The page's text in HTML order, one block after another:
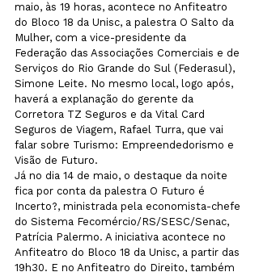
maio, às 19 horas, acontece no Anfiteatro
do Bloco 18 da Unisc, a palestra O Salto da
Mulher, com a vice-presidente da
Federação das Associações Comerciais e de
Serviços do Rio Grande do Sul (Federasul),
Simone Leite. No mesmo local, logo após,
haverá a explanação do gerente da
Corretora TZ Seguros e da Vital Card
Seguros de Viagem, Rafael Turra, que vai
falar sobre Turismo: Empreendedorismo e
Visão de Futuro.
Já no dia 14 de maio, o destaque da noite
fica por conta da palestra O Futuro é
Incerto?, ministrada pela economista-chefe
do Sistema Fecomércio/RS/SESC/Senac,
Patrícia Palermo. A iniciativa acontece no
Anfiteatro do Bloco 18 da Unisc, a partir das
19h30. E no Anfiteatro do Direito, também